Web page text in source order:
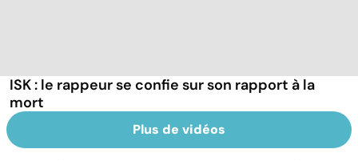
ISK : le rappeur se confie sur son rapport à la
mort
Plus de vidéos